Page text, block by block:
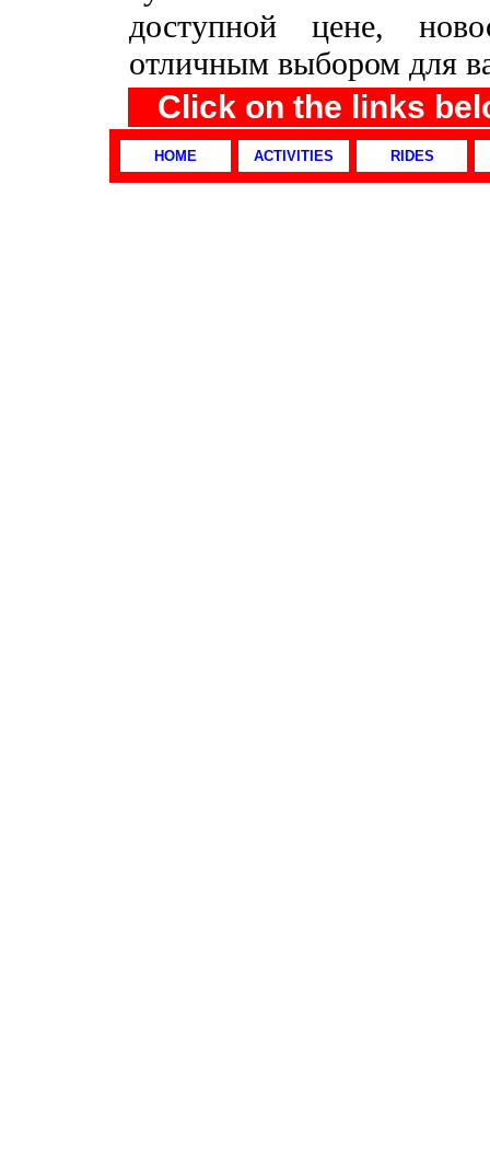
доступной цене,
отличным выбором для
Click on the links
HOME ACTIVITIES RIDES